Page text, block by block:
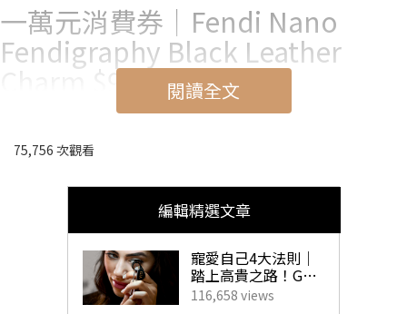
一萬元消費券｜Fendi Nano
Fendigraphy Black Leather
Charm $9800閱讀全文
75,756 次觀看
編輯精選文章
寵愛自己4大法則｜
踏上高貴之路！GIA
珠寶鑽飾必備指南
116,658 views